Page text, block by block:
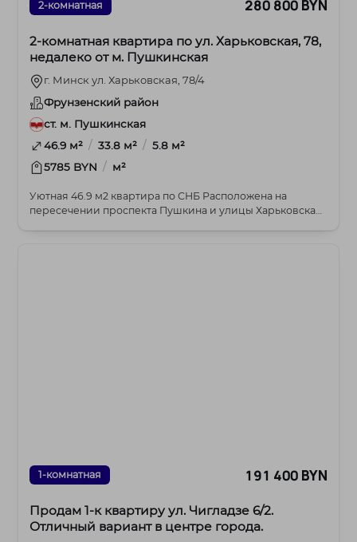
2-комнатная 280 800 BYN
2-комнатная квартира по ул. Харьковская, 78,
недалеко от м. Пушкинская
г. Минск ул. Харьковская, 78/4
Фрунзенский район
ст. м. Пушкинская
46.9 м² / 33.8 м² / 5.8 м²
5785 BYN / м²
Уютная 46.9 м2 квартира по СНБ Расположена на
пересечении проспекта Пушкина и улицы Харьковская,
1-комнатная 191 400 BYN
Продам 1-к квартиру ул. Чигладзе 6/2.
Отличный вариант в центре города.